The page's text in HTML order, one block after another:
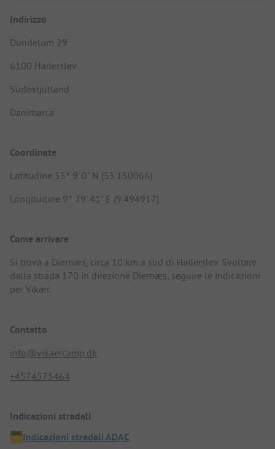
Indirizzo
Dundelum 29
6100 Haderslev
Südostjütland
Danimarca
Coordinate
Latitudine 55° 9' 0" N (55.150066)
Longitudine 9° 29' 41" E (9.494917)
Come arrivare
Si trova a Diernæs, circa 10 km a sud di Haderslev. Svoltare
dalla strada 170 in direzione Diernæs, seguire le indicazioni
per Vikær.
Contatto
info@vikaercamp.dk
+4574575464
Indicazioni stradali
Indicazioni stradali ADAC